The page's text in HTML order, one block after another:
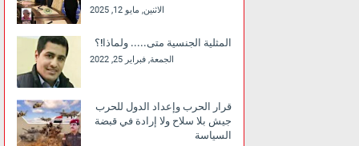
الاثنين, مايو 12, 2025
المثلية الجنسية متى..... ولماذا!؟
الجمعة, فبراير 25, 2022
قرار الحرب وإعداد الدول للحرب
جيش بلا سلاح ولا إرادة في قبضة
السياسة